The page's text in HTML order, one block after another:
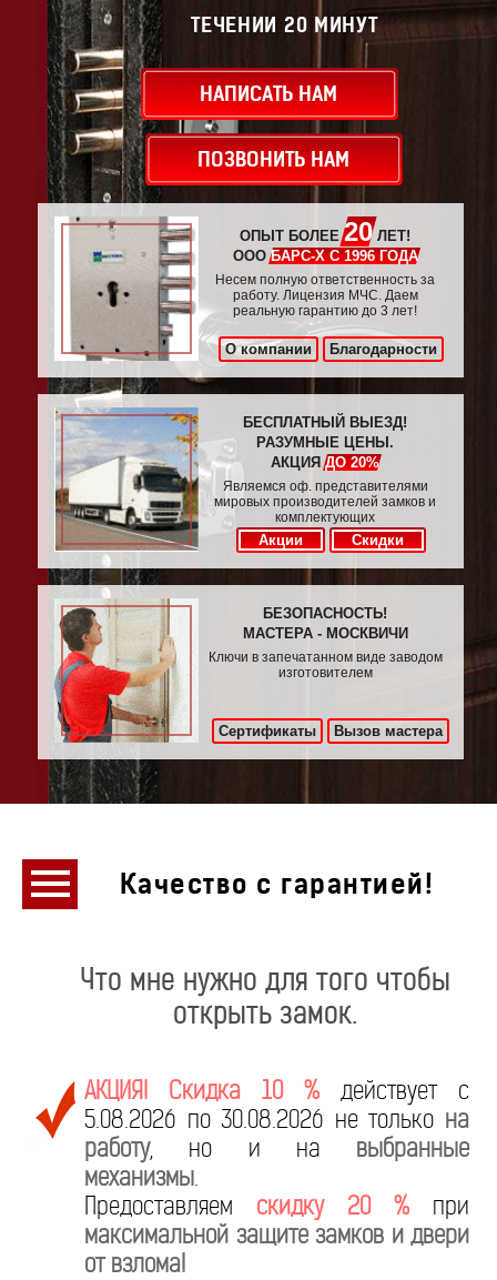
ТЕЧЕНИИ 20 МИНУТ
НАПИСАТЬ НАМ
ПОЗВОНИТЬ НАМ
ОПЫТ БОЛЕЕ20ЛЕТ!
ОООБАРС-Х С 1996 ГОДА
Несем полную ответственность за
работу. Лицензия МЧС. Даем
реальную гарантию до 3 лет!
О компании Благодарности
БЕСПЛАТНЫЙ ВЫЕЗД!
РАЗУМНЫЕ ЦЕНЫ.
АКЦИЯДО 20%
Являемся оф. представителями
мировых производителей замков и
комплектующих
Акции Скидки
БЕЗОПАСНОСТЬ!
МАСТЕРА - МОСКВИЧИ
Ключи в запечатанном виде заводом
изготовителем
Сертификаты Вызов мастера
Качество с гарантией!
Что мне нужно для того чтобы
открыть замок.
АКЦИЯ! Скидка 10 % действует с
5.08.2026 по 30.08.2026 не только на
работу, но и на выбранные
механизмы.
Предоставляем скидку 20 % при
максимальной защите замков и двери
от взлома!